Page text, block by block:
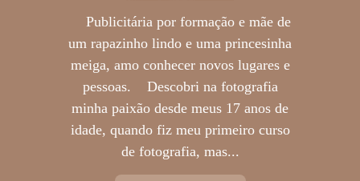
Publicitária por formação e mãe de
um rapazinho lindo e uma princesinha
meiga, amo conhecer novos lugares e
pessoas. Descobri na fotografia
minha paixão desde meus 17 anos de
idade, quando fiz meu primeiro curso
de fotografia, mas...